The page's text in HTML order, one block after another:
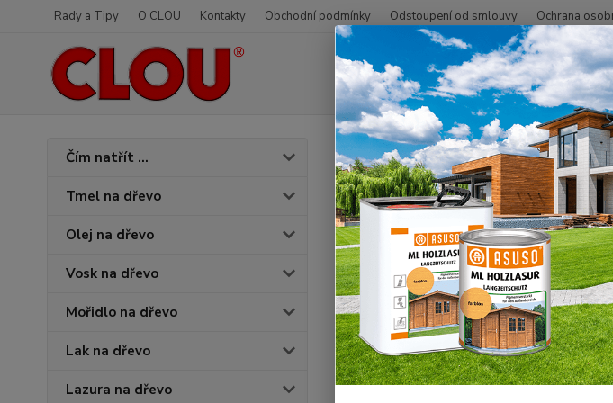
Rady a Tipy O CLOU Kontakty Obchodní podmínky Odstoupení od smlouvy Ochrana
Čím natřít ...
Tmel na dřevo
Olej na dřevo
Vosk na dřevo
Mořidlo na dřevo
Lak na dřevo
Lazura na dřevo
Úvod OSMO COLOR Osmo nářadí pro
Vyměnitelné vložky